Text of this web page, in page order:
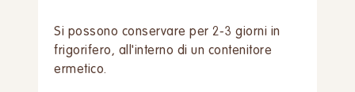
Si possono conservare per 2-3 giorni in
frigorifero, all'interno di un contenitore
ermetico.